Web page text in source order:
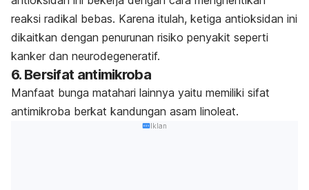
reaksi radikal bebas. Karena itulah, ketiga antioksidan ini
dikaitkan dengan penurunan risiko penyakit seperti
kanker dan neurodegeneratif.
6. Bersifat antimikroba
Manfaat bunga matahari lainnya yaitu memiliki sifat
antimikroba berkat kandungan asam linoleat.
Iklan